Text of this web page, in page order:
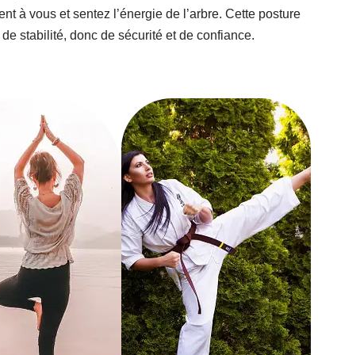
à vous et sentez l’énergie de l’arbre. Cette posture
stabilité, donc de sécurité et de confiance.